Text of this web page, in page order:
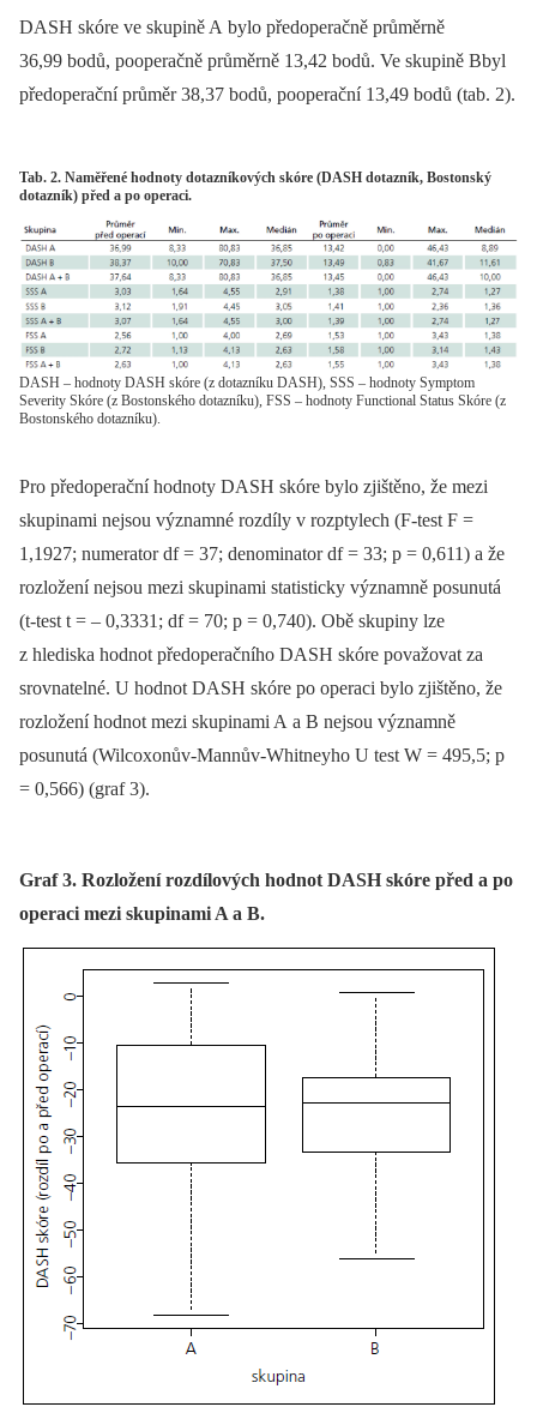
DASH skóre ve skupině A bylo předoperačně průměrně
36,99 bodů, pooperačně průměrně 13,42 bodů. Ve skupině Bbyl
předoperační průměr 38,37 bodů, pooperační 13,49 bodů (tab. 2).
Tab. 2. Naměřené hodnoty dotazníkových skóre (DASH dotazník, Bostonský
dotazník) před a po operaci.
DASH – hodnoty DASH skóre (z dotazníku DASH), SSS – hodnoty Symptom
Severity Skóre (z Bostonského dotazníku), FSS – hodnoty Functional Status Skóre (z
Bostonského dotazníku).
Pro předoperační hodnoty DASH skóre bylo zjištěno, že mezi
skupinami nejsou významné rozdíly v rozptylech (F-test F =
1,1927; numerator df = 37; denominator df = 33; p = 0,611) a že
rozložení nejsou mezi skupinami statisticky významně posunutá
(t-test t = –⁠ 0,3331; df = 70; p = 0,740). Obě skupiny lze
z hlediska hodnot předoperačního DASH skóre považovat za
srovnatelné. U hodnot DASH skóre po operaci bylo zjištěno, že
rozložení hodnot mezi skupinami A a B nejsou významně
posunutá (Wilcoxonův-Mannův-Whitneyho U test W = 495,5; p
= 0,566) (graf 3).
Graf 3. Rozložení rozdílových hodnot DASH skóre před a po
operaci mezi skupinami A a B.